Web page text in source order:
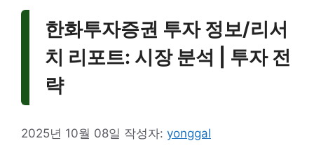
한화투자증권 투자 정보/리서
치 리포트: 시장 분석 | 투자 전
략
2025년 10월 08일 작성자: yonggal